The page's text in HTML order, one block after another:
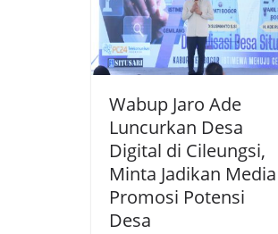
Wabup Jaro Ade
Luncurkan Desa
Digital di Cileungsi,
Minta Jadikan Media
Promosi Potensi
Desa